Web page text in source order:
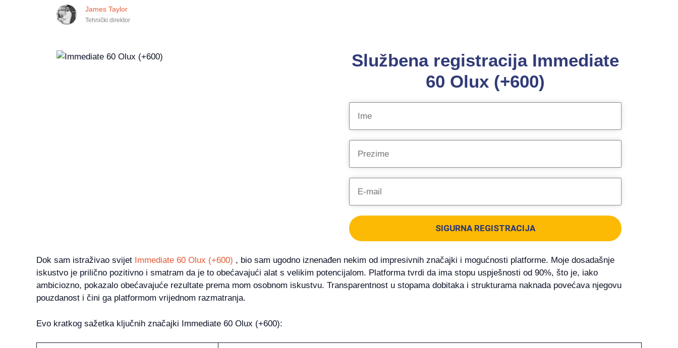
James Taylor
Tehnički direktor
Službena registracija Immediate
60 Olux (+600)
SIGURNA REGISTRACIJA
Dok sam istraživao svijet Immediate 60 Olux (+600) , bio sam ugodno iznenađen nekim od impresivnih značajki i mogućnosti platforme. Moje dosadašnje
iskustvo je prilično pozitivno i smatram da je to obećavajući alat s velikim potencijalom. Platforma tvrdi da ima stopu uspješnosti od 90%, što je, iako
ambiciozno, pokazalo obećavajuće rezultate prema mom osobnom iskustvu. Transparentnost u stopama dobitaka i strukturama naknada povećava njegovu
pouzdanost i čini ga platformom vrijednom razmatranja.
Evo kratkog sažetka ključnih značajki Immediate 60 Olux (+600):